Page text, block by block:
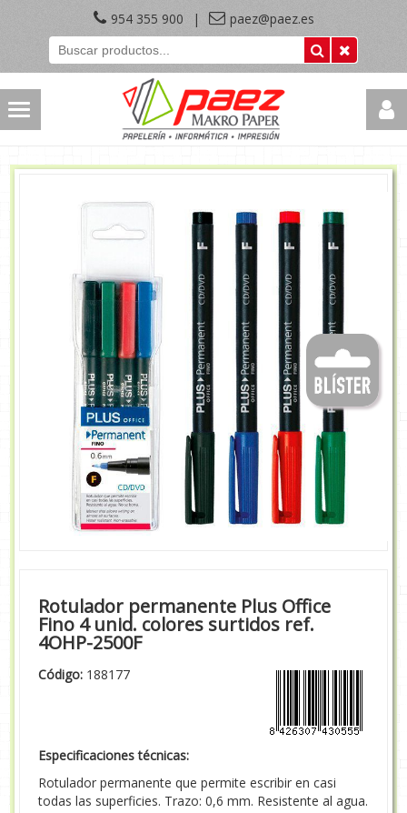
954 355 900 | paez@paez.es
Rotulador permanente Plus Office
Fino 4 unid. colores surtidos ref.
4OHP-2500F
Código: 188177
Especificaciones técnicas:
Rotulador permanente que permite escribir en casi
todas las superficies. Trazo: 0,6 mm. Resistente al agua.